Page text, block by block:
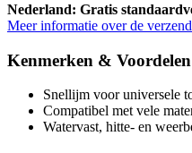
Nederland: Gratis
Meer informatie over de
Kenmerken & Voordelen
Snellijm voor universele
Compatibel met vele
Watervast, hitte- en